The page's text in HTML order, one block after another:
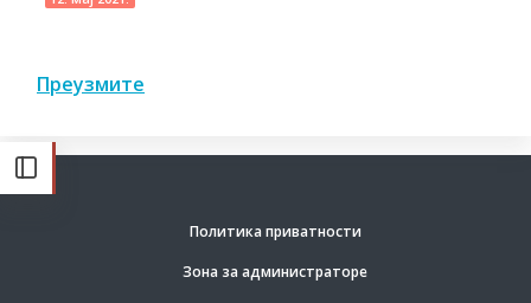
Преузмите
Политика приватности
Зона за администраторе